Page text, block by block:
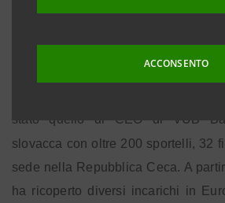
ACCONSENTO
importanti incarichi nel Gruppo
stato quello di CEO di VUB
slovacca con oltre 200 sportelli, 32
sede nella Repubblica Ceca. A
ha ricoperto diversi incarichi in